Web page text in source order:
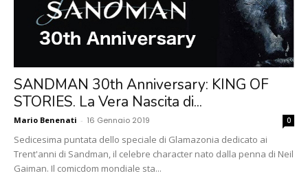
SANDMAN 30th Anniversary: KING OF
STORIES. La Vera Nascita di...
Mario Benenati - 16 Gennaio 2019 0
Sedicesima puntata dello speciale di Glamazonia dedicato ai
Trent'anni di Sandman, il celebre character nato dalla penna di Neil
Gaiman. Il comicdom mondiale sta...